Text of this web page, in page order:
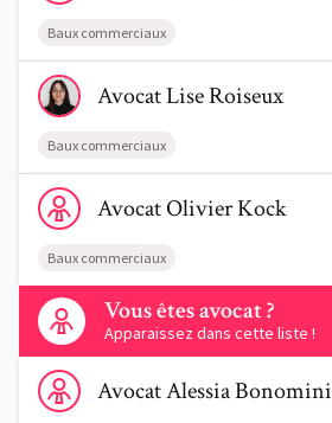
Baux commerciaux
Voir le profil de AvocatLise Roiseux
AvocatLiseRoiseux
Baux commerciaux
Voir le profil de AvocatOlivier Kock
AvocatOlivierKock
Baux commerciaux
Vous êtes avocat ?
Apparaissez dans cette liste !
Contactez-nous
Voir le profil de AvocatAlessia Bonomini
AvocatAlessiaBonomini